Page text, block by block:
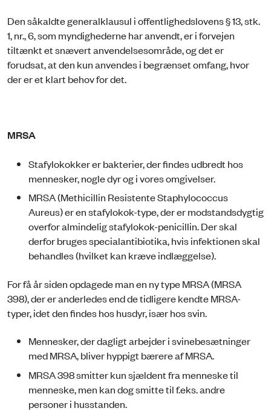
Den såkaldte generalklausul i offentlighedslovens § 13, stk.
1, nr., 6, som myndighederne har anvendt, er i forvejen
tiltænkt et snævert anvendelsesområde, og det er
forudsat, at den kun anvendes i begrænset omfang, hvor
der er et klart behov for det.
MRSA
Stafylokokker er bakterier, der findes udbredt hos
mennesker, nogle dyr og i vores omgivelser.
MRSA (Methicillin Resistente Staphylococcus
Aureus) er en stafylokok-type, der er modstandsdygtig
overfor almindelig stafylokok-penicillin. Der skal
derfor bruges specialantibiotika, hvis infektionen skal
behandles (hvilket kan kræve indlæggelse).
For få år siden opdagede man en ny type MRSA (MRSA
398), der er anderledes end de tidligere kendte MRSA-
typer, idet den findes hos husdyr, især hos svin.
Mennesker, der dagligt arbejder i svinebesætninger
med MRSA, bliver hyppigt bærere af MRSA.
MRSA 398 smitter kun sjældent fra menneske til
menneske, men kan dog smitte til f.eks. andre
personer i husstanden.